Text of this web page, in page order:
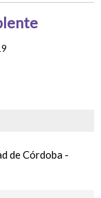
de Córdoba -